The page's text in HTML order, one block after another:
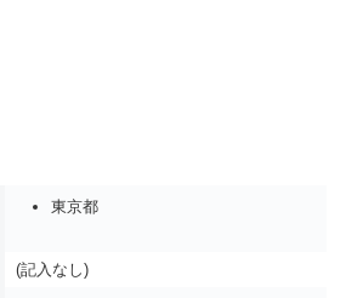
東京都
(記入なし)